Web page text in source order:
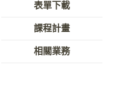
表單下載
課程計畫
相關業務